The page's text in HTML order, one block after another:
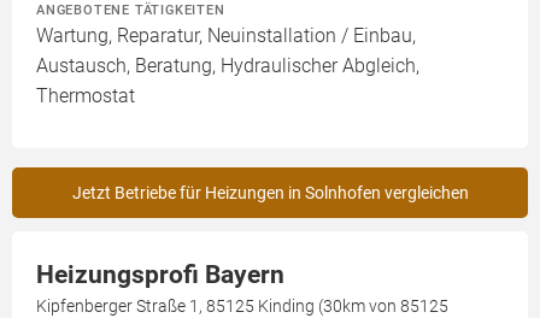
ANGEBOTENE TÄTIGKEITEN
Wartung, Reparatur, Neuinstallation / Einbau,
Austausch, Beratung, Hydraulischer Abgleich,
Thermostat
Jetzt Betriebe für Heizungen in Solnhofen vergleichen
Heizungsprofi Bayern
Kipfenberger Straße 1, 85125 Kinding (30km von 85125